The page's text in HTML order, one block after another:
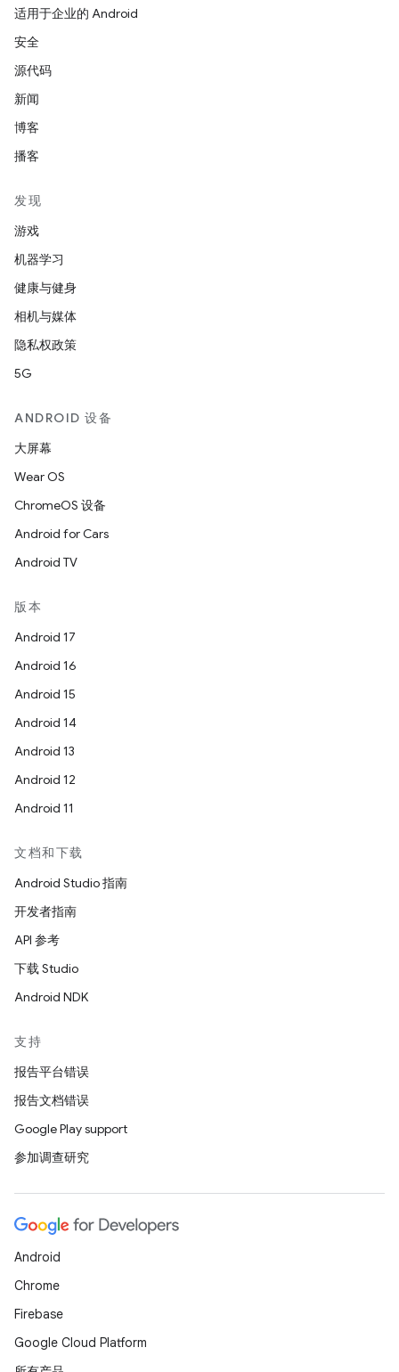
适用于企业的 Android
安全
源代码
新闻
博客
播客
发现
游戏
机器学习
健康与健身
相机与媒体
隐私权政策
5G
ANDROID 设备
大屏幕
Wear OS
ChromeOS 设备
Android for Cars
Android TV
版本
Android 17
Android 16
Android 15
Android 14
Android 13
Android 12
Android 11
文档和下载
Android Studio 指南
开发者指南
API 参考
下载 Studio
Android NDK
支持
报告平台错误
报告文档错误
Google Play support
参加调查研究
Android
Chrome
Firebase
Google Cloud Platform